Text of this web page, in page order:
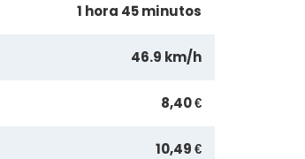
1 hora 45 minutos
46.9 km/h
8,40 €
10,49 €